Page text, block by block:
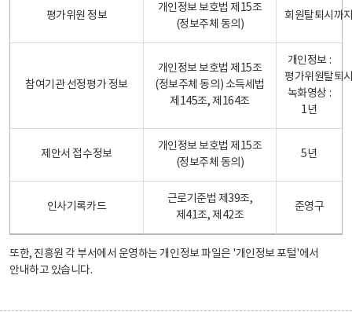
평가위원 정보
개인정보 보호법 제15조
(정보주체 동의)
회원탈퇴시까
참여기관 선정평가 정보
개인정보 보호법 제15조
(정보주체 동의) 소득세법
제145조, 제164조
개인정보 :
평가위원탈퇴
녹화영상 :
1년
제안서 접수정보
개인정보 보호법 제15조
(정보주체 동의)
5년
인사기록카드
근로기준법 제39조,
제41조, 제42조
준영구
또한, 진흥원 각 부서에서 운영하는 개인정보 파일은 '개인정보 포털'에서
안내하고 있습니다.